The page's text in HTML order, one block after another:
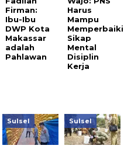
Firman:
Ibu-Ibu
DWP Kota
Makassar
adalah
Pahlawan
Harus
Mampu
Memperbaiki
Sikap
Mental
Disiplin
Kerja
Sulsel Sulsel